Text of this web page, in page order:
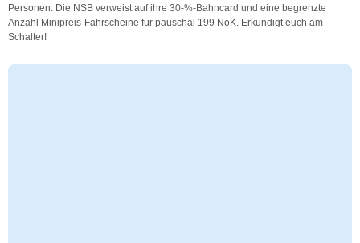
Personen. Die NSB verweist auf ihre 30-%-Bahncard und eine begrenzte
Anzahl Minipreis-Fahrscheine für pauschal 199 NoK. Erkundigt euch am
Schalter!